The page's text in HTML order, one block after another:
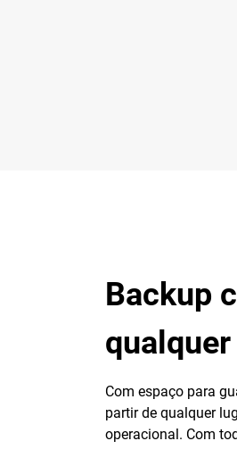
Backup
Com espaço para
partir de qualquer
operacional. Com